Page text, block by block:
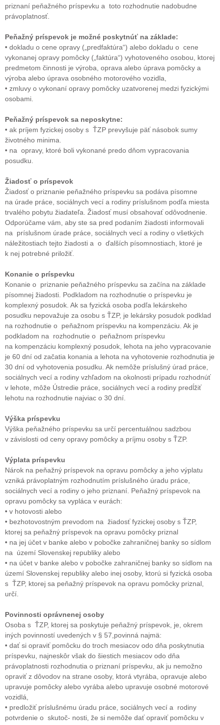
priznaní peňažného príspevku a toto rozhodnutie nadobudne
právoplatnosť.
Peňažný príspevok je možné poskytnúť na základe:
• dokladu o cene opravy („predfaktúra“) alebo dokladu o cene
vykonanej opravy pomôcky („faktúra“) vyhotoveného osobou, ktorej
predmetom činnosti je výroba, oprava alebo úprava pomôcky a
výroba alebo úprava osobného motorového vozidla,
• zmluvy o vykonaní opravy pomôcky uzatvorenej medzi fyzickými
osobami.
Peňažný príspevok sa neposkytne:
• ak príjem fyzickej osoby s ŤZP prevyšuje päť násobok sumy
životného minima.
• na opravy, ktoré boli vykonané predo dňom vypracovania
posudku.
Žiadosť o príspevok
Žiadosť o priznanie peňažného príspevku sa podáva písomne
na úrade práce, sociálnych vecí a rodiny príslušnom podľa miesta
trvalého pobytu žiadateľa. Žiadosť musí obsahovať odôvodnenie.
Odporúčame vám, aby ste sa pred podaním žiadosti informovali
na príslušnom úrade práce, sociálnych vecí a rodiny o všetkých
náležitostiach tejto žiadosti a o ďalších písomnostiach, ktoré je
k nej potrebné priložiť.
Konanie o príspevku
Konanie o priznanie peňažného príspevku sa začína na základe
písomnej žiadosti. Podkladom na rozhodnutie o príspevku je
komplexný posudok. Ak sa fyzická osoba podľa lekárskeho
posudku nepovažuje za osobu s ŤZP, je lekársky posudok podklad
na rozhodnutie o peňažnom príspevku na kompenzáciu. Ak je
podkladom na rozhodnutie o peňažnom príspevku
na kompenzáciu komplexný posudok, lehota na jeho vypracovanie
je 60 dní od začatia konania a lehota na vyhotovenie rozhodnutia je
30 dní od vyhotovenia posudku. Ak nemôže príslušný úrad práce,
sociálnych vecí a rodiny vzhľadom na okolnosti prípadu rozhodnúť
v lehote, môže Ústredie práce, sociálnych vecí a rodiny predĺžiť
lehotu na rozhodnutie najviac o 30 dní.
Výška príspevku
Výška peňažného príspevku sa určí percentuálnou sadzbou
v závislosti od ceny opravy pomôcky a príjmu osoby s ŤZP.
Výplata príspevku
Nárok na peňažný príspevok na opravu pomôcky a jeho výplatu
vzniká právoplatným rozhodnutím príslušného úradu práce,
sociálnych vecí a rodiny o jeho priznaní. Peňažný príspevok na
opravu pomôcky sa vypláca v eurách:
• v hotovosti alebo
• bezhotovostným prevodom na žiadosť fyzickej osoby s ŤZP,
ktorej sa peňažný príspevok na opravu pomôcky priznal
• na jej účet v banke alebo v pobočke zahraničnej banky so sídlom
na území Slovenskej republiky alebo
• na účet v banke alebo v pobočke zahraničnej banky so sídlom na
území Slovenskej republiky alebo inej osoby, ktorú si fyzická osoba
s ŤZP, ktorej sa peňažný príspevok na opravu pomôcky priznal,
určí.
Povinnosti oprávnenej osoby
Osoba s ŤZP, ktorej sa poskytuje peňažný príspevok, je, okrem
iných povinností uvedených v § 57,povinná najmä:
• dať si opraviť pomôcku do troch mesiacov odo dňa poskytnutia
príspevku, najneskôr však do šiestich mesiacov odo dňa
právoplatnosti rozhodnutia o priznaní príspevku, ak ju nemožno
opraviť z dôvodov na strane osoby, ktorá vtyrába, opravuje alebo
upravuje pomôcky alebo vyrába alebo upravuje osobné motorové
vozidlá,
• predložiť príslušnému úradu práce, sociálnych vecí a rodiny
potvrdenie o skutoč- nosti, že si nemôže dať opraviť pomôcku v